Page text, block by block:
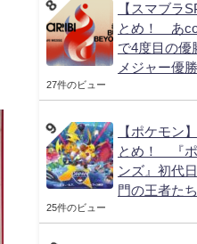
【スマブラ
とめ！ あ
で4度目の優
メジャー優
27件のビュー
【ポケモン
とめ！ 『ポ
ンズ』初代
門の王者た
25件のビュー